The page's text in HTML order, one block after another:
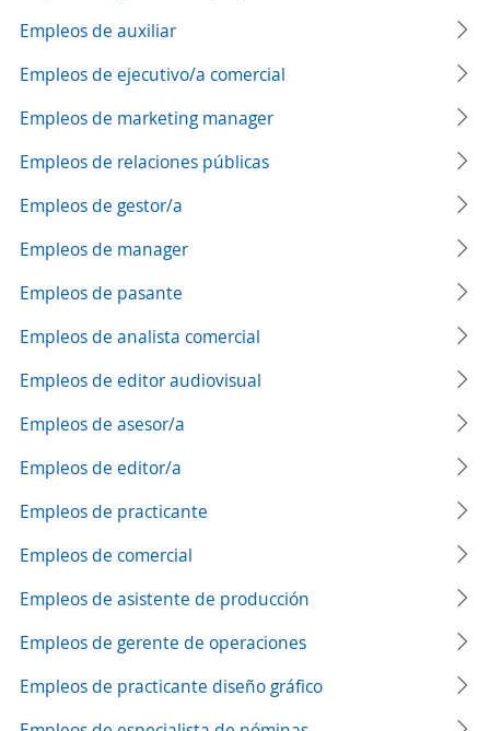
Empleos de auxiliar
Empleos de ejecutivo/a comercial
Empleos de marketing manager
Empleos de relaciones públicas
Empleos de gestor/a
Empleos de manager
Empleos de pasante
Empleos de analista comercial
Empleos de editor audiovisual
Empleos de asesor/a
Empleos de editor/a
Empleos de practicante
Empleos de comercial
Empleos de asistente de producción
Empleos de gerente de operaciones
Empleos de practicante diseño gráfico